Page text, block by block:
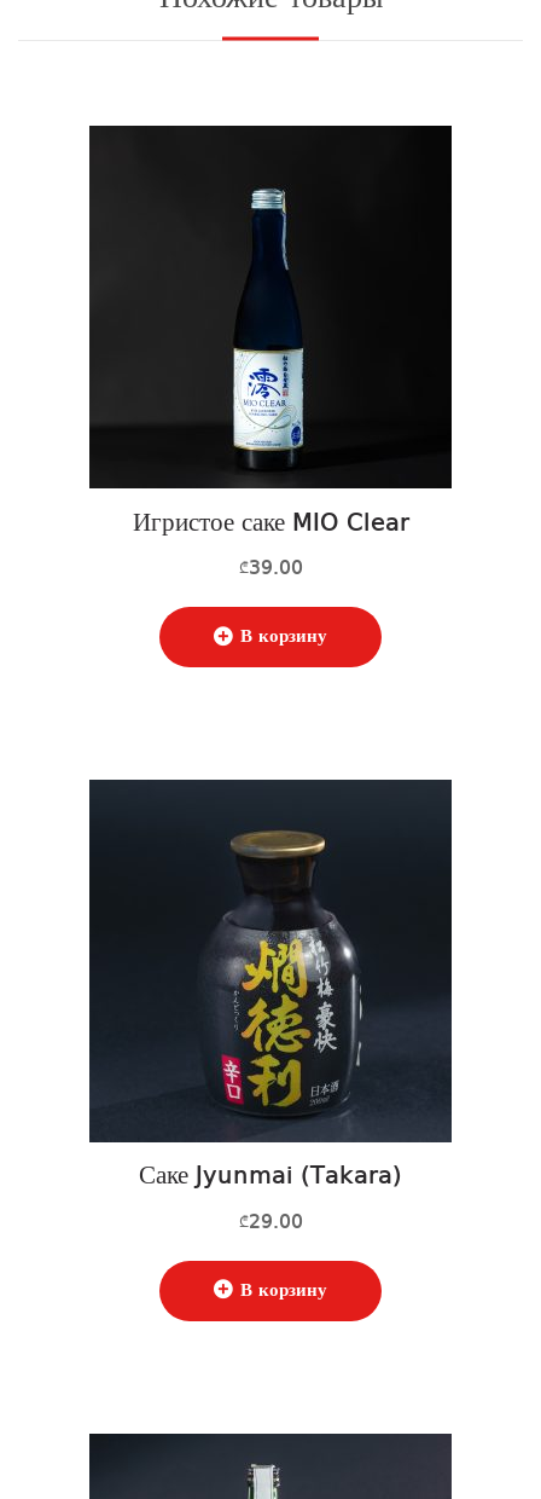
Игристое саке MIO Clear
₾39.00
В корзину
Саке Jyunmai (Takara)
₾29.00
В корзину